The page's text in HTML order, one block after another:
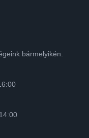
bármelyikén.